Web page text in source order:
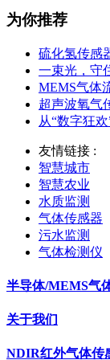
为你推荐
硫化氢传感
一束光，守
MEMS气体
超声波氧气
从“数字狂
友情链接 :
智慧城市
智慧农业
水质监测
气体传感器
污水监测
气体检测仪
半导体/MEMS气
关于我们
NDIR红外气体传